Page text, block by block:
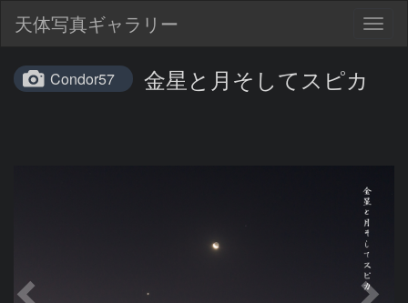
天体写真ギャラリー
Condor57 金星と月そしてスピカ